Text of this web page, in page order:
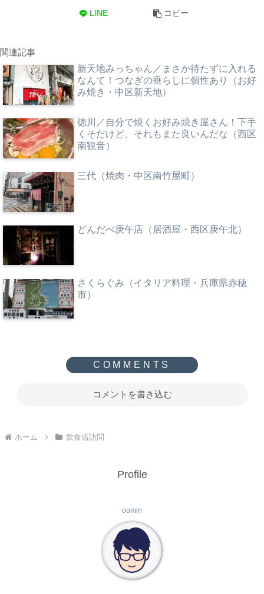
LINE コピー
関連記事
新天地みっちゃん／まさか待たずに入れる
なんて！つなぎの垂らしに個性あり（お好
み焼き・中区新天地）
徳川／自分で焼くお好み焼き屋さん！下手
くそだけど、それもまた良いんだな（西区
南観音）
三代（焼肉・中区南竹屋町）
どんだべ庚午店（居酒屋・西区庚午北）
さくらぐみ（イタリア料理・兵庫県赤穂
市）
コメントを書き込む
ホーム 飲食店訪問
Profile
oomin